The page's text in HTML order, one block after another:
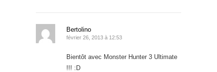
Bertolino
février 26, 2013 à 12:53
Bientôt avec Monster Hunter 3 Ultimate
!!! :D